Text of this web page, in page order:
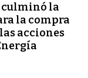
la
la compra
las acciones